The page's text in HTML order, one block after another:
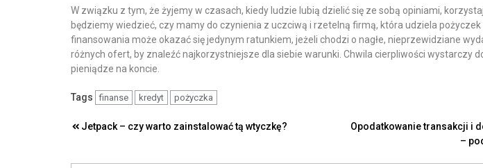
W związku z tym, że żyjemy w czasach, kiedy ludzie lubią dzielić się ze sobą opiniami,
będziemy wiedzieć, czy mamy do czynienia z uczciwą i rzetelną firmą, która udziela pożyczek
finansowania może okazać się jedynym ratunkiem, jeżeli chodzi o nagłe, nieprzewidziane
różnych ofert, by znaleźć najkorzystniejsze dla siebie warunki. Chwila cierpliwości wystarczy
pieniądze na koncie.
Tags finanse kredyt pożyczka
Nawigacja
Jetpack – czy warto zainstalować tą wtyczkę?
Opodatkowanie transakcji i
–